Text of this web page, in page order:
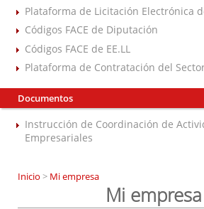
Plataforma de Licitación Electrónica
Códigos FACE de Diputación
Códigos FACE de EE.LL
Plataforma de Contratación del
Documentos
Instrucción de Coordinación de
Empresariales
Inicio > Mi empresa
Mi empresa